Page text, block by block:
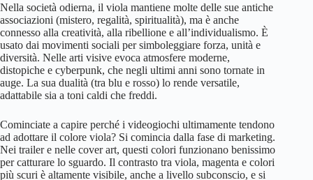
Nella società odierna, il viola mantiene molte delle sue antiche
associazioni (mistero, regalità, spiritualità), ma è anche
connesso alla creatività, alla ribellione e all’individualismo. È
usato dai movimenti sociali per simboleggiare forza, unità e
diversità. Nelle arti visive evoca atmosfere moderne,
distopiche e cyberpunk, che negli ultimi anni sono tornate in
auge. La sua dualità (tra blu e rosso) lo rende versatile,
adattabile sia a toni caldi che freddi.
Cominciate a capire perché i videogiochi ultimamente tendono
ad adottare il colore viola? Si comincia dalla fase di marketing.
Nei trailer e nelle cover art, questi colori funzionano benissimo
per catturare lo sguardo. Il contrasto tra viola, magenta e colori
più scuri è altamente visibile, anche a livello subconscio, e si